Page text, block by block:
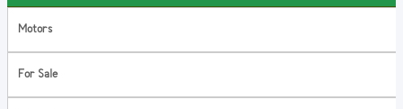
Motors
For Sale